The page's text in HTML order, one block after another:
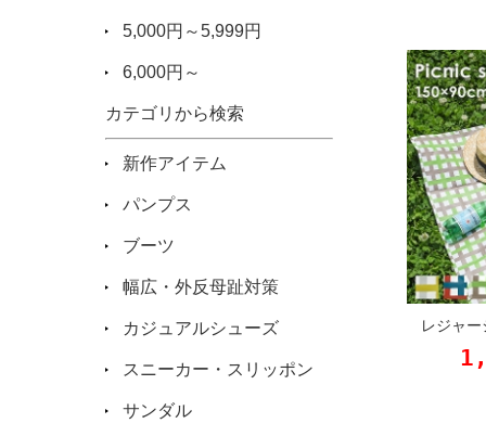
5,000円～5,999円
6,000円～
カテゴリから検索
新作アイテム
パンプス
ブーツ
幅広・外反母趾対策
カジュアルシューズ
スニーカー・スリッポン
サンダル
レジャ